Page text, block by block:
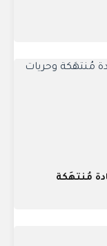
مُنتهَكة